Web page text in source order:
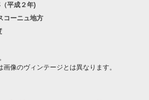
平成２年)
コーニュ地方
像のヴィンテージとは異なります。